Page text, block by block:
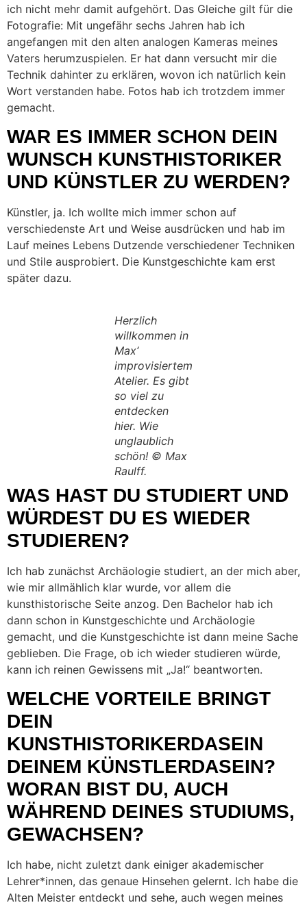
ich nicht mehr damit aufgehört. Das Gleiche gilt für die
Fotografie: Mit ungefähr sechs Jahren hab ich
angefangen mit den alten analogen Kameras meines
Vaters herumzuspielen. Er hat dann versucht mir die
Technik dahinter zu erklären, wovon ich natürlich kein
Wort verstanden habe. Fotos hab ich trotzdem immer
gemacht.
WAR ES IMMER SCHON DEIN
WUNSCH KUNSTHISTORIKER
UND KÜNSTLER ZU WERDEN?
Künstler, ja. Ich wollte mich immer schon auf
verschiedenste Art und Weise ausdrücken und hab im
Lauf meines Lebens Dutzende verschiedener Techniken
und Stile ausprobiert. Die Kunstgeschichte kam erst
später dazu.
Herzlich
willkommen in
Max‘
improvisiertem
Atelier. Es gibt
so viel zu
entdecken
hier. Wie
unglaublich
schön! © Max
Raulff.
WAS HAST DU STUDIERT UND
WÜRDEST DU ES WIEDER
STUDIEREN?
Ich hab zunächst Archäologie studiert, an der mich aber,
wie mir allmählich klar wurde, vor allem die
kunsthistorische Seite anzog. Den Bachelor hab ich
dann schon in Kunstgeschichte und Archäologie
gemacht, und die Kunstgeschichte ist dann meine Sache
geblieben. Die Frage, ob ich wieder studieren würde,
kann ich reinen Gewissens mit „Ja!“ beantworten.
WELCHE VORTEILE BRINGT
DEIN
KUNSTHISTORIKERDASEIN
DEINEM KÜNSTLERDASEIN?
WORAN BIST DU, AUCH
WÄHREND DEINES STUDIUMS,
GEWACHSEN?
Ich habe, nicht zuletzt dank einiger akademischer
Lehrer*innen, das genaue Hinsehen gelernt. Ich habe die
Alten Meister entdeckt und sehe, auch wegen meines